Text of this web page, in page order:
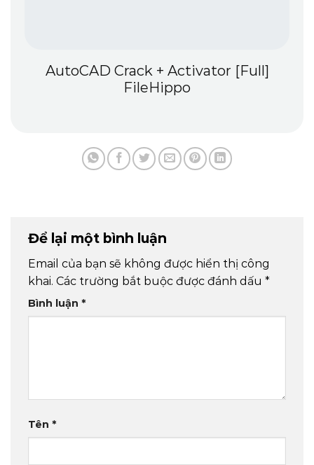
AutoCAD Crack + Activator [Full]
FileHippo
Để lại một bình luận
Email của bạn sẽ không được hiển thị công
khai. Các trường bắt buộc được đánh dấu *
Bình luận *
Tên *